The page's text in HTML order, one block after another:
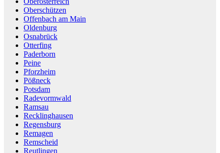
Oberschützen
Offenbach am Main
Oldenburg
Osnabrück
Otterfing
Paderborn
Peine
Pforzheim
Pößneck
Potsdam
Radevormwald
Ramsau
Recklinghausen
Regensburg
Remagen
Remscheid
Reutlingen